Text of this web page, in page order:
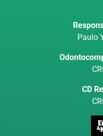
Paulo
CD